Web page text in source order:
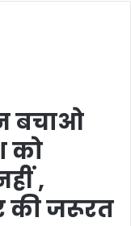
बचाओ
को
,
की जरूरत